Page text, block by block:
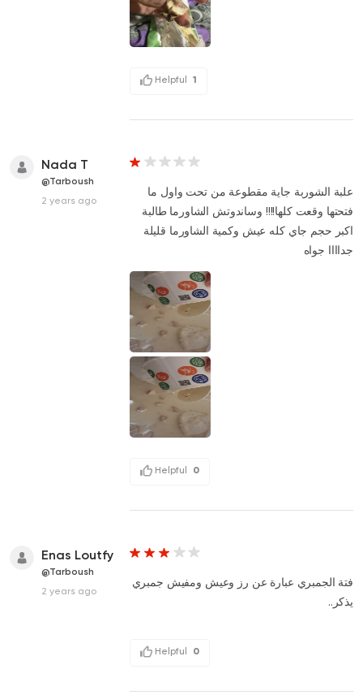
Helpful 1
Nada T
@Tarboush
2 years ago
علبة الشوربة جاية مقطوعة من تحت واول ما
فتحتها وقعت كلها!!!! وساندوتش الشاورما طالبة
اكبر حجم جاي كله عيش وكمية الشاورما قليلة
جداااا جواه
Helpful 0
Enas Loutfy
@Tarboush
2 years ago
فتة الجمبري عبارة عن رز وعيش ومفيش جمبري
يذكر..
Helpful 0